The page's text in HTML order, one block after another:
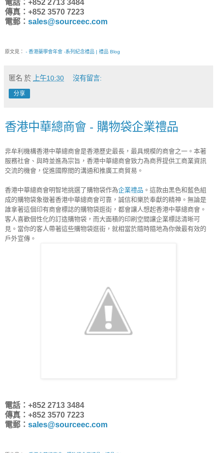
電話：+852 2713 3484
傳真：+852 3570 7223
電郵： sales@sourceec.com
原文見： - 香港藥學會年會 -系列紀念禮品 | 禮品 Blog
匿名 於 上午10:30 沒有留言:
分享
香港中華總商會 - 購物袋企業禮品
非牟利機構香港中華總商會是香港歷史最長，最具規模的商會之一。本著
服務社會、與時並進為宗旨，香港中華總商會致力為商界提供工商業資訊
交流的機會，促進國際間的溝通和推廣工商貿易。
香港中華總商會明智地挑選了購物袋作為企業禮品 。這款由黑色和藍色組
成的購物袋象徵著香港中華總商會可靠，誠信和樂於奉獻的精神。無論是
誰拿著這個印有商會標誌的購物袋逛街，都會讓人想起香港中華總商會。
客人喜歡個性化的訂造購物袋，而大面積的印刷空間讓企業標誌清晰可
見。當你的客人帶著這些購物袋逛街，就相當於隨時隨地為你做最有效的
戶外宣傳。
電話：+852 2713 3484
傳真：+852 3570 7223
電郵： sales@sourceec.com